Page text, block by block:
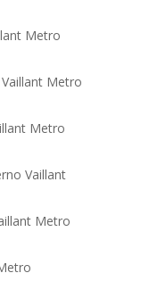
Metro
Metro
Metro
Vaillant
Metro